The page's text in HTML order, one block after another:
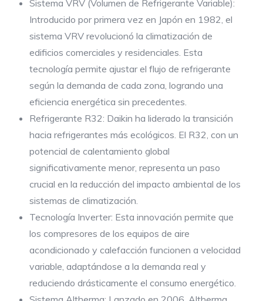
Sistema VRV (Volumen de Refrigerante Variable):
Introducido por primera vez en Japón en 1982, el
sistema VRV revolucionó la climatización de
edificios comerciales y residenciales. Esta
tecnología permite ajustar el flujo de refrigerante
según la demanda de cada zona, logrando una
eficiencia energética sin precedentes.
Refrigerante R32: Daikin ha liderado la transición
hacia refrigerantes más ecológicos. El R32, con un
potencial de calentamiento global
significativamente menor, representa un paso
crucial en la reducción del impacto ambiental de los
sistemas de climatización.
Tecnología Inverter: Esta innovación permite que
los compresores de los equipos de aire
acondicionado y calefacción funcionen a velocidad
variable, adaptándose a la demanda real y
reduciendo drásticamente el consumo energético.